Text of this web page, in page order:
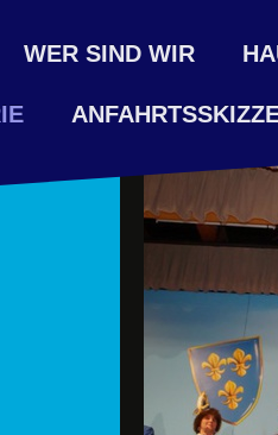
WER SIND WIR